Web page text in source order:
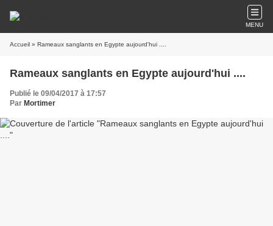
MENU
Accueil » Rameaux sanglants en Egypte aujourd'hui ....
Rameaux sanglants en Egypte aujourd'hui ....
Publié le 09/04/2017 à 17:57
Par Mortimer